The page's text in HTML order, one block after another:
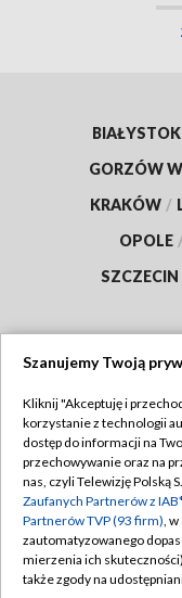
BIAŁYSTOK
GORZÓW
KRAKÓW /
OPOLE
SZCZECIN
Abonament TVP
Emisja w TVP
Centrum
Naziemna
Szanujemy Twoją
Kliknij "Akceptuję i
korzystanie z technologii
dostęp do informacji na
przechowywanie oraz na
nas, czyli Telewizję Polską
Zaufanych Partnerów z
Partnerów TVP (93 firm),
zautomatyzowanego
mierzenia ich
także zgody na